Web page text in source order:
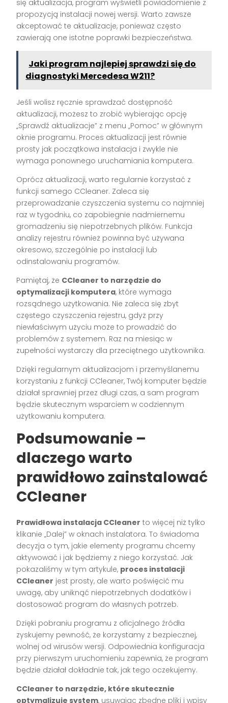
się aktualizacja, program wyświetli powiadomienie z
propozycją instalacji nowej wersji. Warto zawsze
akceptować te aktualizacje, ponieważ często
zawierają one istotne poprawki bezpieczeństwa.
Jaki program najlepiej sprawdzi się do
diagnostyki Mercedesa W211?
Jeśli wolisz ręcznie sprawdzać dostępność
aktualizacji, możesz to zrobić wybierając opcję
„Sprawdź aktualizacje” z menu „Pomoc” w głównym
oknie programu. Proces aktualizacji jest równie
prosty jak początkowa instalacja i zwykle nie
wymaga ponownego uruchamiania komputera.
Oprócz aktualizacji, warto regularnie korzystać z
funkcji samego CCleaner. Zaleca się
przeprowadzanie czyszczenia systemu co najmniej
raz w tygodniu, co zapobiegnie nadmiernemu
gromadzeniu się niepotrzebnych plików. Funkcja
analizy rejestru również powinna być używana
okresowo, szczególnie po instalacji lub
odinstalowaniu programów.
Pamiętaj, że CCleaner to narzędzie do
optymalizacji komputera, które wymaga
rozsądnego użytkowania. Nie zaleca się zbyt
częstego czyszczenia rejestru, gdyż przy
niewłaściwym użyciu może to prowadzić do
problemów z systemem. Raz na miesiąc w
zupełności wystarczy dla przeciętnego użytkownika.
Dzięki regularnym aktualizacjom i przemyślanemu
korzystaniu z funkcji CCleaner, Twój komputer będzie
działał sprawniej przez długi czas, a sam program
będzie skutecznym wsparciem w codziennym
użytkowaniu komputera.
Podsumowanie –
dlaczego warto
prawidłowo zainstalować
CCleaner
Prawidłowa instalacja CCleaner to więcej niż tylko
klikanie „Dalej” w oknach instalatora. To świadoma
decyzja o tym, jakie elementy programu chcemy
aktywować i jak będziemy z niego korzystać. Jak
pokazaliśmy w tym artykule, proces instalacji
CCleaner jest prosty, ale warto poświęcić mu
uwagę, aby uniknąć niepotrzebnych dodatków i
dostosować program do własnych potrzeb.
Dzięki pobraniu programu z oficjalnego źródła
zyskujemy pewność, że korzystamy z bezpiecznej,
wolnej od wirusów wersji. Odpowiednia konfiguracja
przy pierwszym uruchomieniu zapewnia, że program
będzie działał dokładnie tak, jak tego oczekujemy.
CCleaner to narzędzie, które skutecznie
optymalizuje system, usuwając zbędne pliki i wpisy